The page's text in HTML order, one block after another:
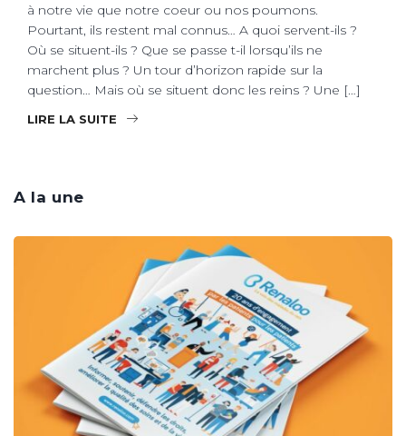
à notre vie que notre coeur ou nos poumons.
Pourtant, ils restent mal connus… A quoi servent-ils ?
Où se situent-ils ? Que se passe t-il lorsqu’ils ne
marchent plus ? Un tour d’horizon rapide sur la
question… Mais où se situent donc les reins ? Une […]
LIRE LA SUITE
A la une